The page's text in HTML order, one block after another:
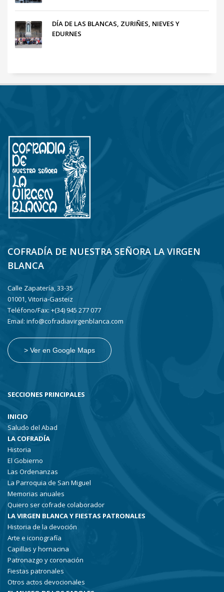
DÍA DE LAS BLANCAS, ZURIÑES, NIEVES Y
EDURNES
COFRADÍA DE NUESTRA SEÑORA LA VIRGEN
BLANCA
Calle Zapatería, 33-35
01001, Vitoria-Gasteiz
Teléfono/Fax: +(34) 945 277 077
Email: info@cofradiavirgenblanca.com
> Ver en Google Maps
SECCIONES PRINCIPALES
INICIO
Saludo del Abad
LA COFRADÍA
Historia
El Gobierno
Las Ordenanzas
La Parroquia de San Miguel
Memorias anuales
Quiero ser cofrade colaborador
LA VIRGEN BLANCA Y FIESTAS PATRONALES
Historia de la devoción
Arte e iconografía
Capillas y hornacina
Patronazgo y coronación
Fiestas patronales
Otros actos devocionales